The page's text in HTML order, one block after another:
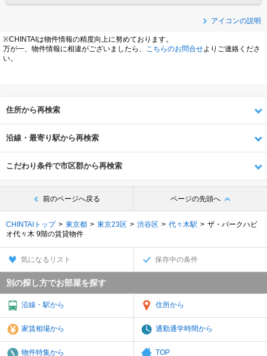
アイコンの説明
※CHINTAIは物件情報の精度向上に努めております。
万が一、物件情報に相違がございましたら、
こちらのお問合せよりご連絡くださ
い。
住所から再検索
沿線・最寄り駅から再検索
こだわり条件で市区郡から再検索
前のページへ戻る ページの先頭へ
CHINTAIトップ 東京都 東京23区 渋谷区 代々木駅
ザ・パークハビ
オ代々木 9階の賃貸物件
気になるリスト 保存中の条件
別の探し方でお部屋を探す
沿線・駅から 住所から
家賃相場から 通勤通学時間から
物件特集から TOP